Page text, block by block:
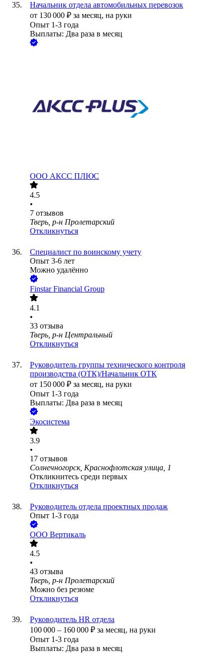
Начальник отдела автомобильных перевозок
от 130 000 ₽ за месяц, на руки
Опыт 1-3 года
Выплаты: Два раза в месяц
ООО АКСС ПЛЮС
4.5
•
7 отзывов
Тверь, р-н Пролетарский
Откликнуться
Специалист по воинскому учету
Опыт 3-6 лет
Можно удалённо
Finstar Financial Group
4.1
•
33 отзыва
Тверь, р-н Центральный
Откликнуться
Руководитель группы технического контроля
производства (ОТК)/Начальник ОТК
от 150 000 ₽ за месяц, на руки
Опыт 1-3 года
Выплаты: Два раза в месяц
Экосистема
3.9
•
17 отзывов
Солнечногорск, Краснофлотская улица, 1
Откликнитесь среди первых
Откликнуться
Руководитель отдела проектных продаж
Опыт 1-3 года
ООО Вертикаль
4.5
•
43 отзыва
Тверь, р-н Пролетарский
Можно без резюме
Откликнуться
Руководитель HR отдела
100 000 – 160 000 ₽ за месяц, на руки
Опыт 1-3 года
Выплаты: Два раза в месяц